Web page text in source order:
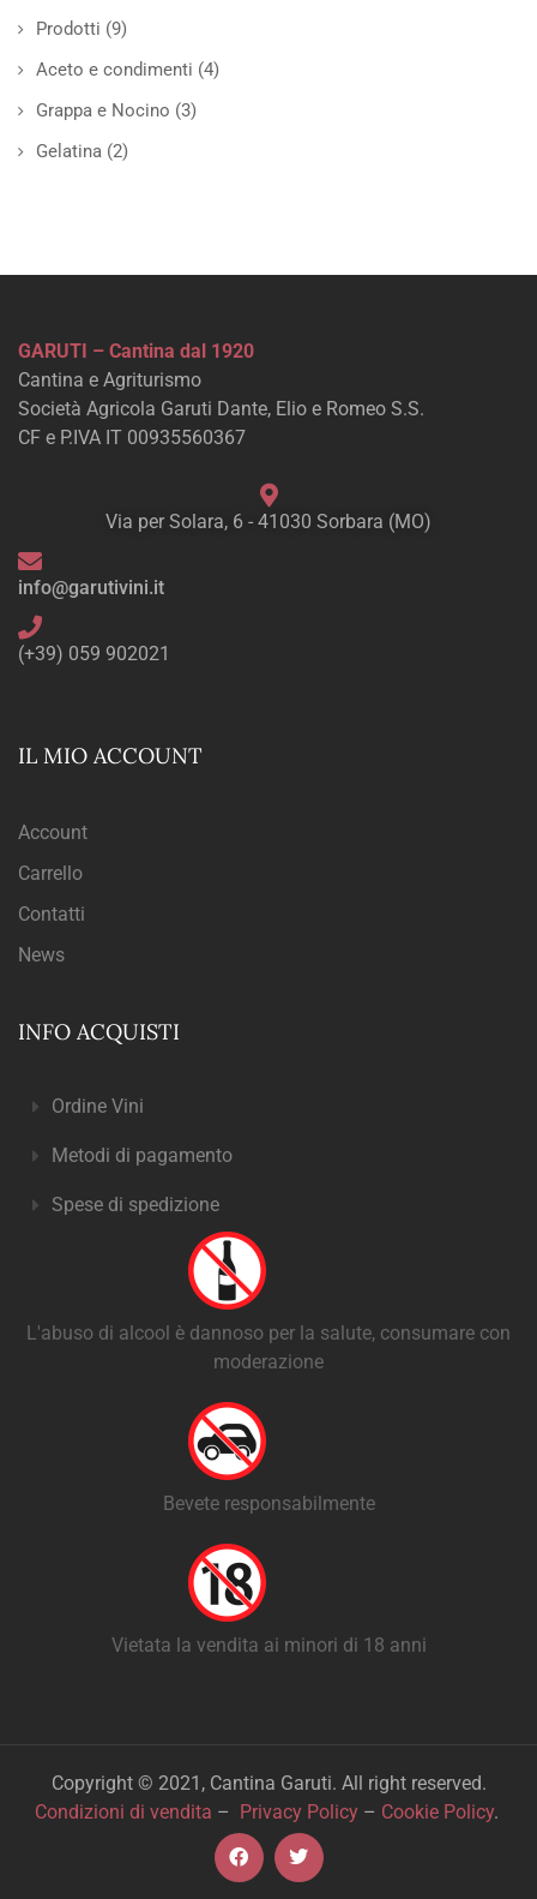
Prodotti (9)
Aceto e condimenti (4)
Grappa e Nocino (3)
Gelatina (2)
GARUTI – Cantina dal 1920
Cantina e Agriturismo
Società Agricola Garuti Dante, Elio e Romeo S.S.
CF e P.IVA IT 00935560367
Via per Solara, 6 - 41030 Sorbara (MO)
info@garutivini.it
(+39) 059 902021
IL MIO ACCOUNT
Account
Carrello
Contatti
News
INFO ACQUISTI
Ordine Vini
Metodi di pagamento
Spese di spedizione
L'abuso di alcool è dannoso per la salute, consumare con
moderazione
Bevete responsabilmente
Vietata la vendita ai minori di 18 anni
Copyright © 2021, Cantina Garuti. All right reserved.
Condizioni di vendita – Privacy Policy– Cookie Policy.